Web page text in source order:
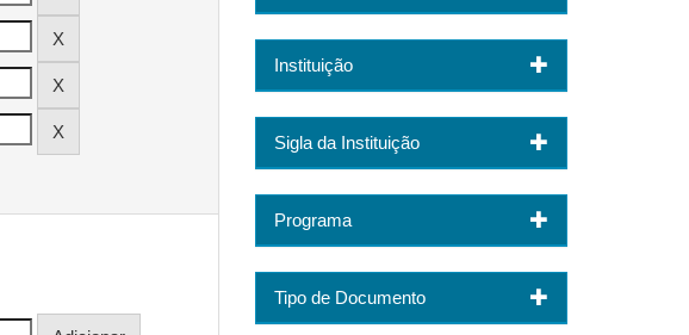
Instituição
Sigla da Instituição
Programa
Tipo de Documento